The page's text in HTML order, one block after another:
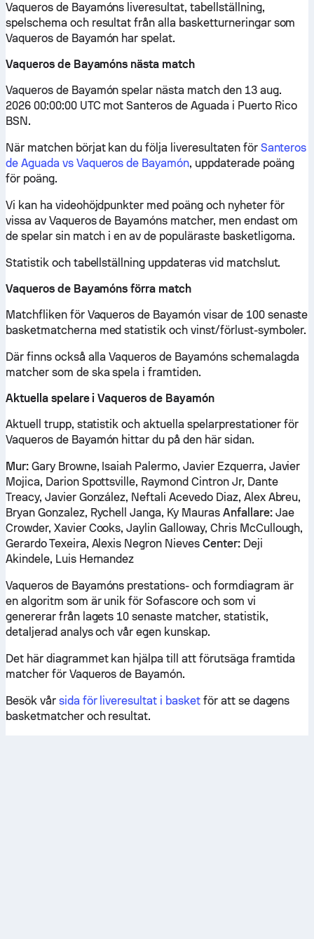
Vaqueros de Bayamóns liveresultat, tabellställning,
spelschema och resultat från alla basketturneringar som
Vaqueros de Bayamón har spelat.
Vaqueros de Bayamóns nästa match
Vaqueros de Bayamón spelar nästa match den 13 aug.
2026 00:00:00 UTC mot Santeros de Aguada i Puerto Rico
BSN.
När matchen börjat kan du följa liveresultaten för Santeros
de Aguada vs Vaqueros de Bayamón, uppdaterade poäng
för poäng.
Vi kan ha videohöjdpunkter med poäng och nyheter för
vissa av Vaqueros de Bayamóns matcher, men endast om
de spelar sin match i en av de populäraste basketligorna.
Statistik och tabellställning uppdateras vid matchslut.
Vaqueros de Bayamóns förra match
Matchfliken för Vaqueros de Bayamón visar de 100 senaste
basketmatcherna med statistik och vinst/förlust-symboler.
Där finns också alla Vaqueros de Bayamóns schemalagda
matcher som de ska spela i framtiden.
Aktuella spelare i Vaqueros de Bayamón
Aktuell trupp, statistik och aktuella spelarprestationer för
Vaqueros de Bayamón hittar du på den här sidan.
Mur:Gary Browne, Isaiah Palermo, Javier Ezquerra, Javier
Mojica, Darion Spottsville, Raymond Cintron Jr, Dante
Treacy, Javier González, Neftali Acevedo Diaz, Alex Abreu,
Bryan Gonzalez, Rychell Janga, Ky Mauras Anfallare:Jae
Crowder, Xavier Cooks, Jaylin Galloway, Chris McCullough,
Gerardo Texeira, Alexis Negron Nieves Center:Deji
Akindele, Luis Hernandez
Vaqueros de Bayamóns prestations- och formdiagram är
en algoritm som är unik för Sofascore och som vi
genererar från lagets 10 senaste matcher, statistik,
detaljerad analys och vår egen kunskap.
Det här diagrammet kan hjälpa till att förutsäga framtida
matcher för Vaqueros de Bayamón.
Besök vår sida för liveresultat i basketför att se dagens
basketmatcher och resultat.